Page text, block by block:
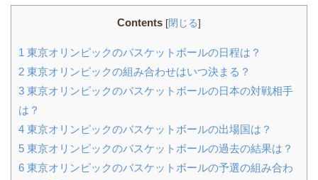
Contents [閉じる]
1 東京オリンピックのバスケットボールの日程は？
2 東京オリンピックの組み合わせはいつ決まる？
3 東京オリンピックのバスケットボールの日本の対戦相手
は？
4 東京オリンピックのバスケットボールの出場国は？
5 東京オリンピックのバスケットボールの過去の結果は？
6 東京オリンピックのバスケットボールの予選の組み合わ